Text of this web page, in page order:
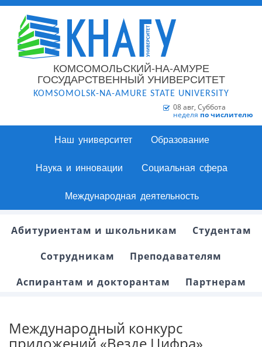
КОМСОМОЛЬСКИЙ-НА-АМУРЕ
ГОСУДАРСТВЕННЫЙ УНИВЕРСИТЕТ
KOMSOMOLSK-NA-AMURE STATE UNIVERSITY
08 авг, Суббота
неделя по числителю
Наш университет Образование
Наука и инновации Социальная сфера
Международная деятельность
Абитуриентам и школьникам
Студентам
Сотрудникам
Преподавателям
Аспирантам и докторантам
Партнерам
Международный конкурс